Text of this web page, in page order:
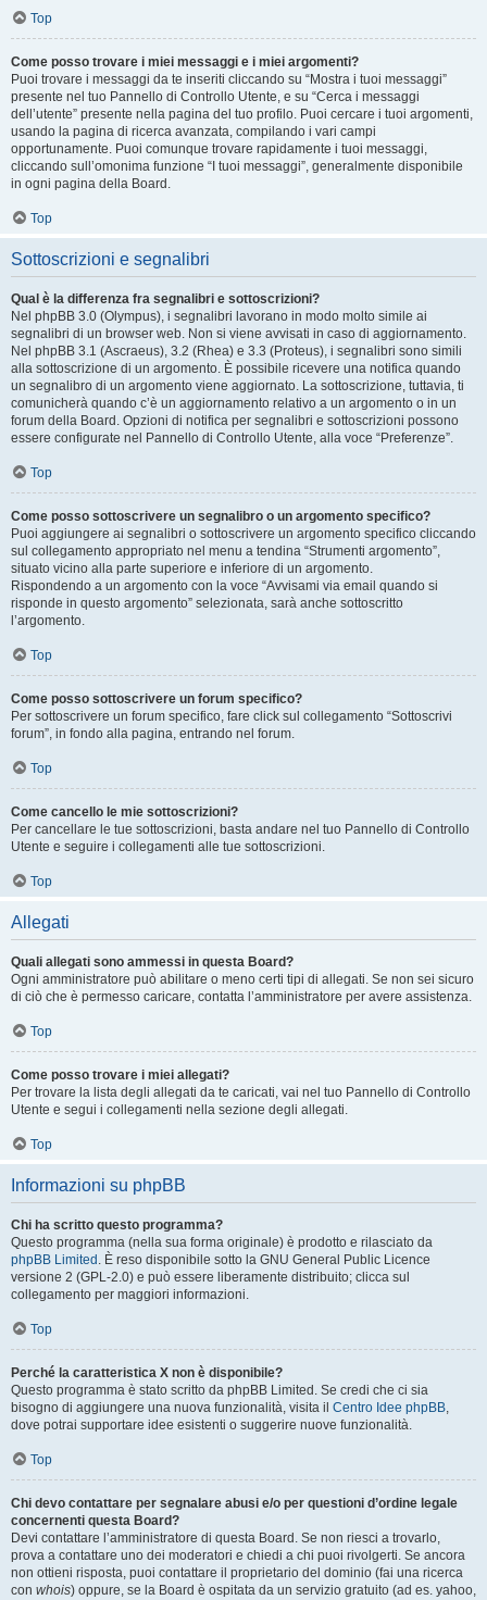
Top
Come posso trovare i miei messaggi e i miei argomenti?
Puoi trovare i messaggi da te inseriti cliccando su “Mostra i tuoi messaggi”
presente nel tuo Pannello di Controllo Utente, e su “Cerca i messaggi
dell’utente” presente nella pagina del tuo profilo. Puoi cercare i tuoi argomenti,
usando la pagina di ricerca avanzata, compilando i vari campi
opportunamente. Puoi comunque trovare rapidamente i tuoi messaggi,
cliccando sull’omonima funzione “I tuoi messaggi”, generalmente disponibile
in ogni pagina della Board.
Top
Sottoscrizioni e segnalibri
Qual è la differenza fra segnalibri e sottoscrizioni?
Nel phpBB 3.0 (Olympus), i segnalibri lavorano in modo molto simile ai
segnalibri di un browser web. Non si viene avvisati in caso di aggiornamento.
Nel phpBB 3.1 (Ascraeus), 3.2 (Rhea) e 3.3 (Proteus), i segnalibri sono simili
alla sottoscrizione di un argomento. È possibile ricevere una notifica quando
un segnalibro di un argomento viene aggiornato. La sottoscrizione, tuttavia, ti
comunicherà quando c’è un aggiornamento relativo a un argomento o in un
forum della Board. Opzioni di notifica per segnalibri e sottoscrizioni possono
essere configurate nel Pannello di Controllo Utente, alla voce “Preferenze”.
Top
Come posso sottoscrivere un segnalibro o un argomento specifico?
Puoi aggiungere ai segnalibri o sottoscrivere un argomento specifico cliccando
sul collegamento appropriato nel menu a tendina “Strumenti argomento”,
situato vicino alla parte superiore e inferiore di un argomento.
Rispondendo a un argomento con la voce “Avvisami via email quando si
risponde in questo argomento” selezionata, sarà anche sottoscritto
l’argomento.
Top
Come posso sottoscrivere un forum specifico?
Per sottoscrivere un forum specifico, fare click sul collegamento “Sottoscrivi
forum”, in fondo alla pagina, entrando nel forum.
Top
Come cancello le mie sottoscrizioni?
Per cancellare le tue sottoscrizioni, basta andare nel tuo Pannello di Controllo
Utente e seguire i collegamenti alle tue sottoscrizioni.
Top
Allegati
Quali allegati sono ammessi in questa Board?
Ogni amministratore può abilitare o meno certi tipi di allegati. Se non sei sicuro
di ciò che è permesso caricare, contatta l’amministratore per avere assistenza.
Top
Come posso trovare i miei allegati?
Per trovare la lista degli allegati da te caricati, vai nel tuo Pannello di Controllo
Utente e segui i collegamenti nella sezione degli allegati.
Top
Informazioni su phpBB
Chi ha scritto questo programma?
Questo programma (nella sua forma originale) è prodotto e rilasciato da
phpBB Limited . È reso disponibile sotto la GNU General Public Licence
versione 2 (GPL-2.0) e può essere liberamente distribuito; clicca sul
collegamento per maggiori informazioni.
Top
Perché la caratteristica X non è disponibile?
Questo programma è stato scritto da phpBB Limited. Se credi che ci sia
bisogno di aggiungere una nuova funzionalità, visita il Centro Idee phpBB,
dove potrai supportare idee esistenti o suggerire nuove funzionalità.
Top
Chi devo contattare per segnalare abusi e/o per questioni d’ordine legale
concernenti questa Board?
Devi contattare l’amministratore di questa Board. Se non riesci a trovarlo,
prova a contattare uno dei moderatori e chiedi a chi puoi rivolgerti. Se ancora
non ottieni risposta, puoi contattare il proprietario del dominio (fai una ricerca
con whois) oppure, se la Board è ospitata da un servizio gratuito (ad es. yahoo,